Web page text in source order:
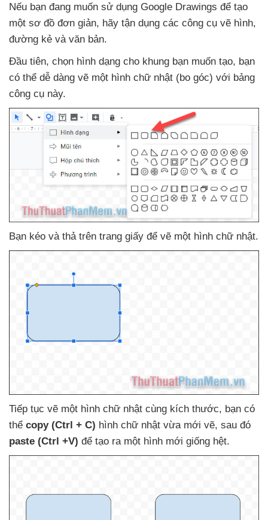
Nếu bạn đang muốn sử dụng Google Drawings để tạo
một sơ đồ đơn giản, hãy tận dụng các công cụ vẽ hình,
đường kẻ và văn bản.
Đầu tiên, chọn hình dạng cho khung bạn muốn tạo, bạn
có thể dễ dàng vẽ một hình chữ nhật (bo góc) với bảng
công cụ này.
Bạn kéo và thả trên trang giấy để vẽ một hình chữ nhật.
Tiếp tục vẽ một hình chữ nhật cùng kích thước, bạn có
thể copy (Ctrl + C) hình chữ nhật vừa mới vẽ, sau đó
paste (Ctrl +V) để tạo ra một hình mới giống hệt.